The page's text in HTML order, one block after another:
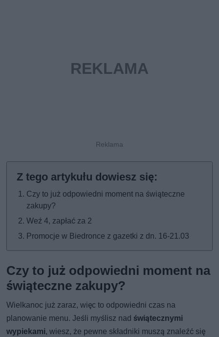
Czy to już odpowiedni moment na świąteczne
zakupy?
Weź 4, zapłać za 2
Promocje w Biedronce z gazetki z dn. 16-21.03
Czy to już odpowiedni moment na
świąteczne zakupy?
Wielkanoc już zaraz, więc to odpowiedni czas na
planowanie menu. Jeśli myślisz nadświątecznymi
wypiekami, wiesz, że pewne składniki muszą znaleźć się